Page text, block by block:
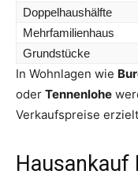
Doppelhaushälfte
Mehrfamilienhaus
Grundstücke
In Wohnlagen wie
oder Tennenlohe
Verkaufspreise
Hausankauf